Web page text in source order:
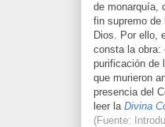
de monarquía,
fin supremo de
Dios. Por ello,
consta la obra:
purificación de
que murieron
presencia del
leer la Divina
(Fuente: